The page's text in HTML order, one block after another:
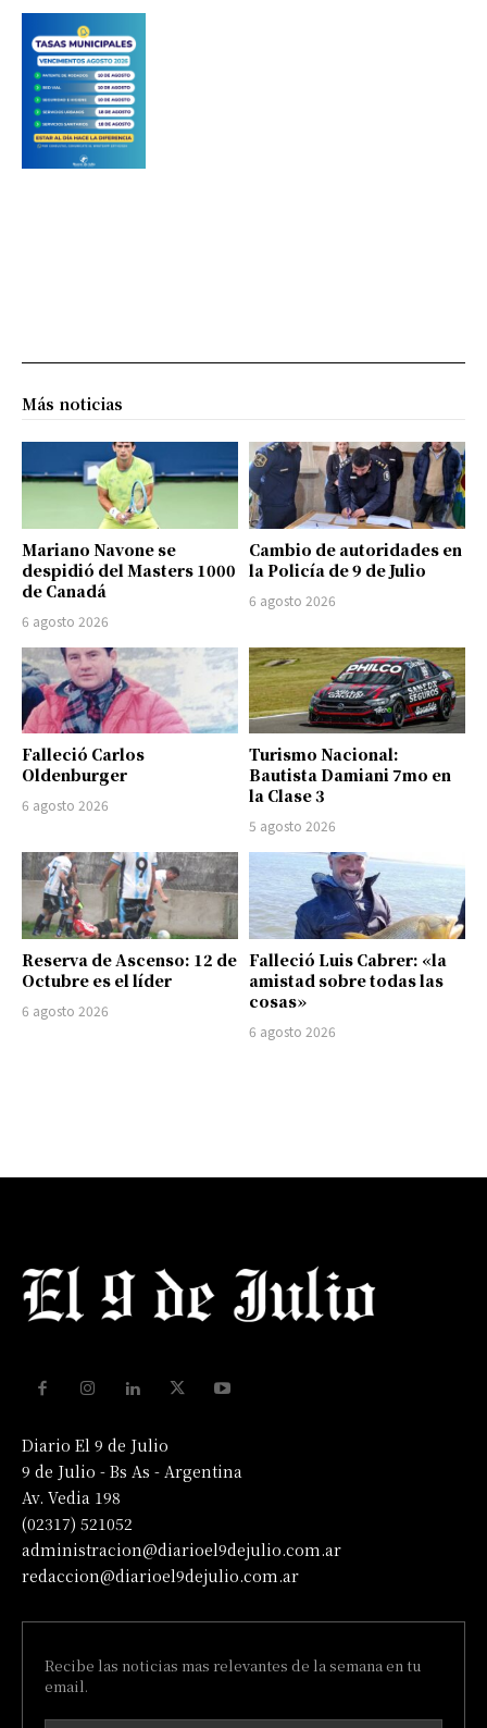
Más noticias
Mariano Navone se
despidió del Masters 1000
de Canadá
6 agosto 2026
Cambio de autoridades en
la Policía de 9 de Julio
6 agosto 2026
Falleció Carlos
Oldenburger
6 agosto 2026
Turismo Nacional:
Bautista Damiani 7mo en
la Clase 3
5 agosto 2026
Reserva de Ascenso: 12 de
Octubre es el líder
6 agosto 2026
Falleció Luis Cabrer: «la
amistad sobre todas las
cosas»
6 agosto 2026
Diario El 9 de Julio
9 de Julio - Bs As - Argentina
Av. Vedia 198
(02317) 521052
administracion@diarioel9dejulio.com.ar
redaccion@diarioel9dejulio.com.ar
Recibe las noticias mas relevantes de la semana en tu
email.